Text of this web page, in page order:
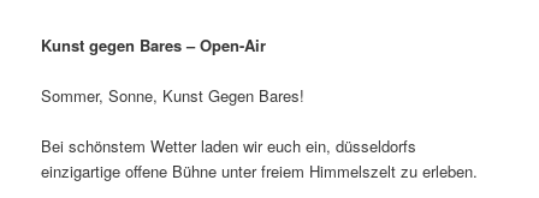
Kunst gegen Bares – Open-Air
Sommer, Sonne, Kunst Gegen Bares!
Bei schönstem Wetter laden wir euch ein, düsseldorfs
einzigartige offene Bühne unter freiem Himmelszelt zu erleben.